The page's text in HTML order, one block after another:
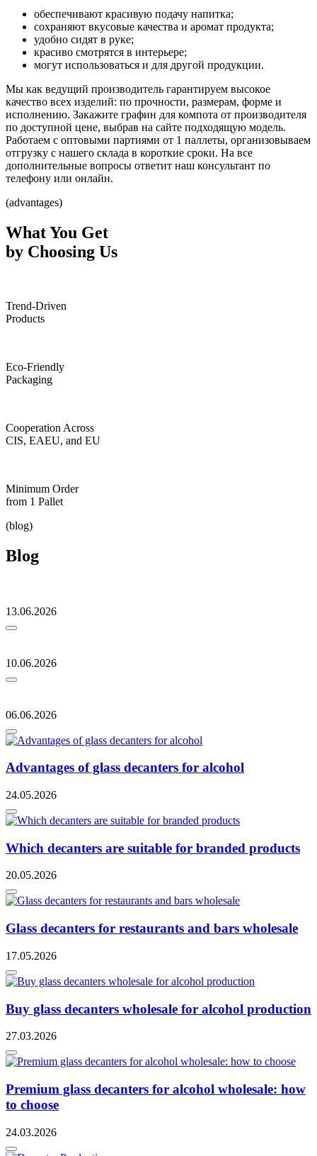
обеспечивают красивую подачу напитка;
сохраняют вкусовые качества и аромат продукта;
удобно сидят в руке;
красиво смотрятся в интерьере;
могут использоваться и для другой продукции.
Мы как ведущий производитель гарантируем высокое
качество всех изделий: по прочности, размерам, форме и
исполнению. Закажите графин для компота от производителя
по доступной цене, выбрав на сайте подходящую модель.
Работаем с оптовыми партиями от 1 паллеты, организовываем
отгрузку с нашего склада в короткие сроки. На все
дополнительные вопросы ответит наш консультант по
телефону или онлайн.
(advantages)
What You Get
by Choosing Us
Trend-Driven
Products
Eco-Friendly
Packaging
Cooperation Across
CIS, EAEU, and EU
Minimum Order
from 1 Pallet
(blog)
Blog
13.06.2026
10.06.2026
06.06.2026
Advantages of glass decanters for alcohol
24.05.2026
Which decanters are suitable for branded products
20.05.2026
Glass decanters for restaurants and bars wholesale
17.05.2026
Buy glass decanters wholesale for alcohol production
27.03.2026
Premium glass decanters for alcohol wholesale: how
to choose
24.03.2026